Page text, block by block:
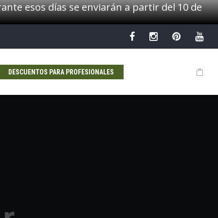
esos días se enviarán a partir del 10 de
DESCUENTOS PARA PROFESIONALES